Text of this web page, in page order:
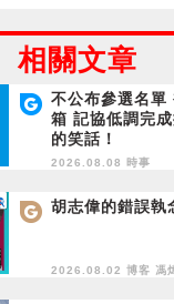
相關文章
不公布參選名單
箱 記協低調完
的笑話！
2026.08.08 時事
胡志偉的錯誤執
2026.08.02 博客 馮